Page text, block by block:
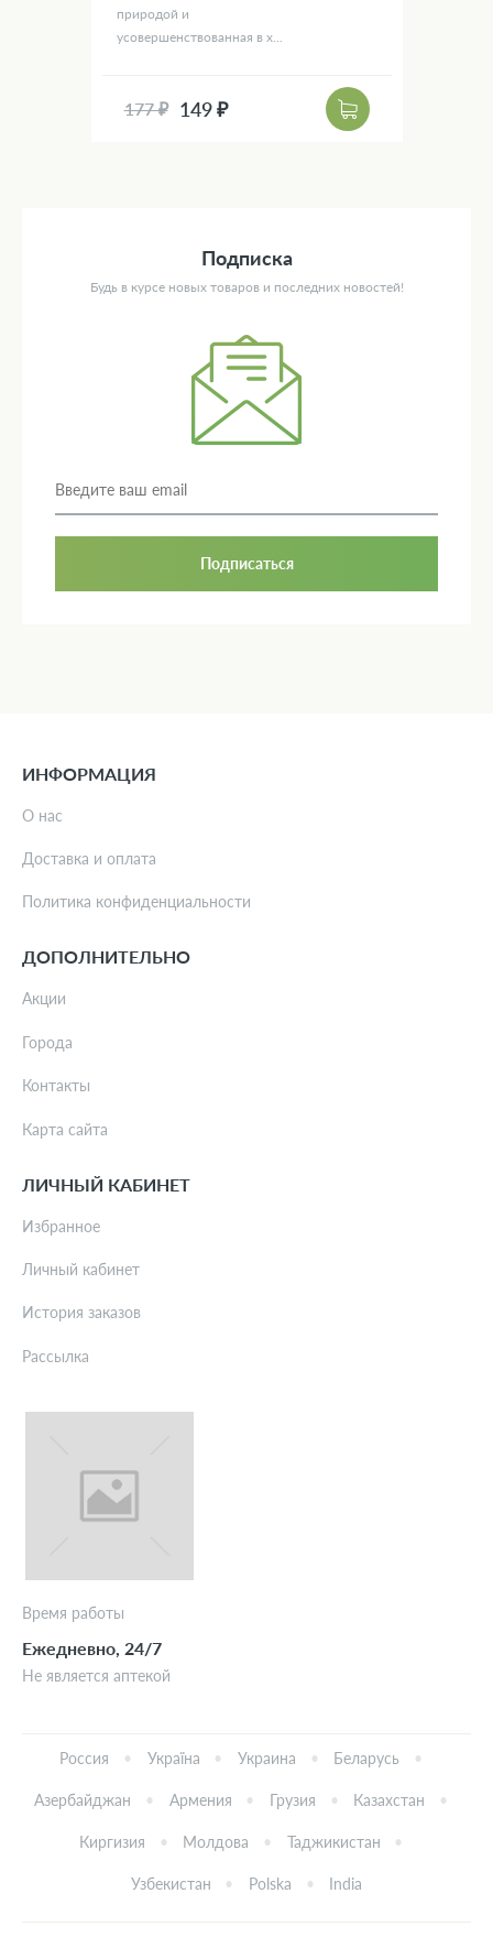
природой и
усовершенствованная в х...
177 ₽ 149 ₽
Подписка
Будь в курсе новых товаров и последних новостей!
Подписаться
Время работы
Ежедневно, 24/7
Не является аптекой
ИНФОРМАЦИЯ
О нас
Доставка и оплата
Политика конфиденциальности
ДОПОЛНИТЕЛЬНО
Акции
Города
Контакты
Карта сайта
ЛИЧНЫЙ КАБИНЕТ
Избранное
Личный кабинет
История заказов
Рассылка
Россия Україна Украина Беларусь
Азербайджан Армения Грузия Казахстан
Киргизия Молдова Таджикистан
Узбекистан Polska India